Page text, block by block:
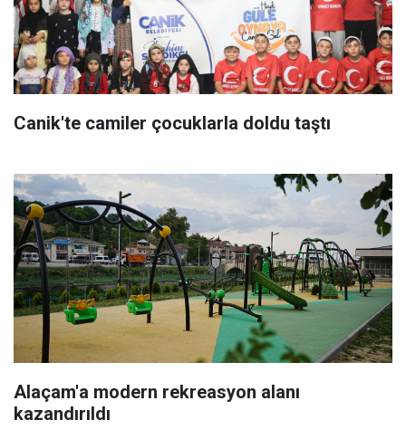
Canik'te camiler çocuklarla doldu taştı
Alaçam'a modern rekreasyon alanı
kazandırıldı